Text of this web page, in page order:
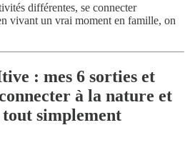
différentes, se connecter
vivant un vrai moment en famille, on
: mes 6 sorties et
à la nature et
simplement